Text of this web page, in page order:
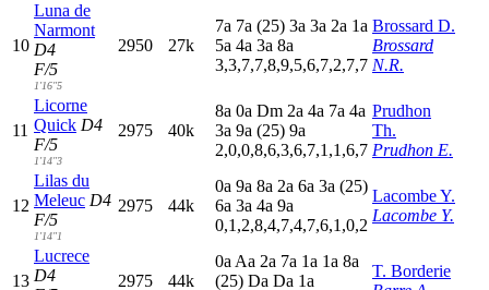
10
Luna de
Narmont
D4
F/5
1'16"5
2950 27k
7a 7a (25) 3a 3a 2a 1a
5a 4a 3a 8a
3,3,7,7,8,9,5,6,7,2,7,7
Brossard D.
Brossard
N.R.
11
Licorne
Quick D4
F/5
1'14"3
2975 40k
8a 0a Dm 2a 4a 7a 4a
3a 9a (25) 9a
2,0,0,8,6,3,6,7,1,1,6,7
Prudhon
Th.
Prudhon E.
12
Lilas du
Meleuc D4
F/5
1'14"1
2975 44k
0a 9a 8a 2a 6a 3a (25)
6a 3a 4a 9a
0,1,2,8,4,7,4,7,6,1,0,2
Lacombe Y.
Lacombe Y.
13
Lucrece
D4
2975 44k
0a Aa 2a 7a 1a 1a 8a
(25) Da Da 1a
T. Borderie